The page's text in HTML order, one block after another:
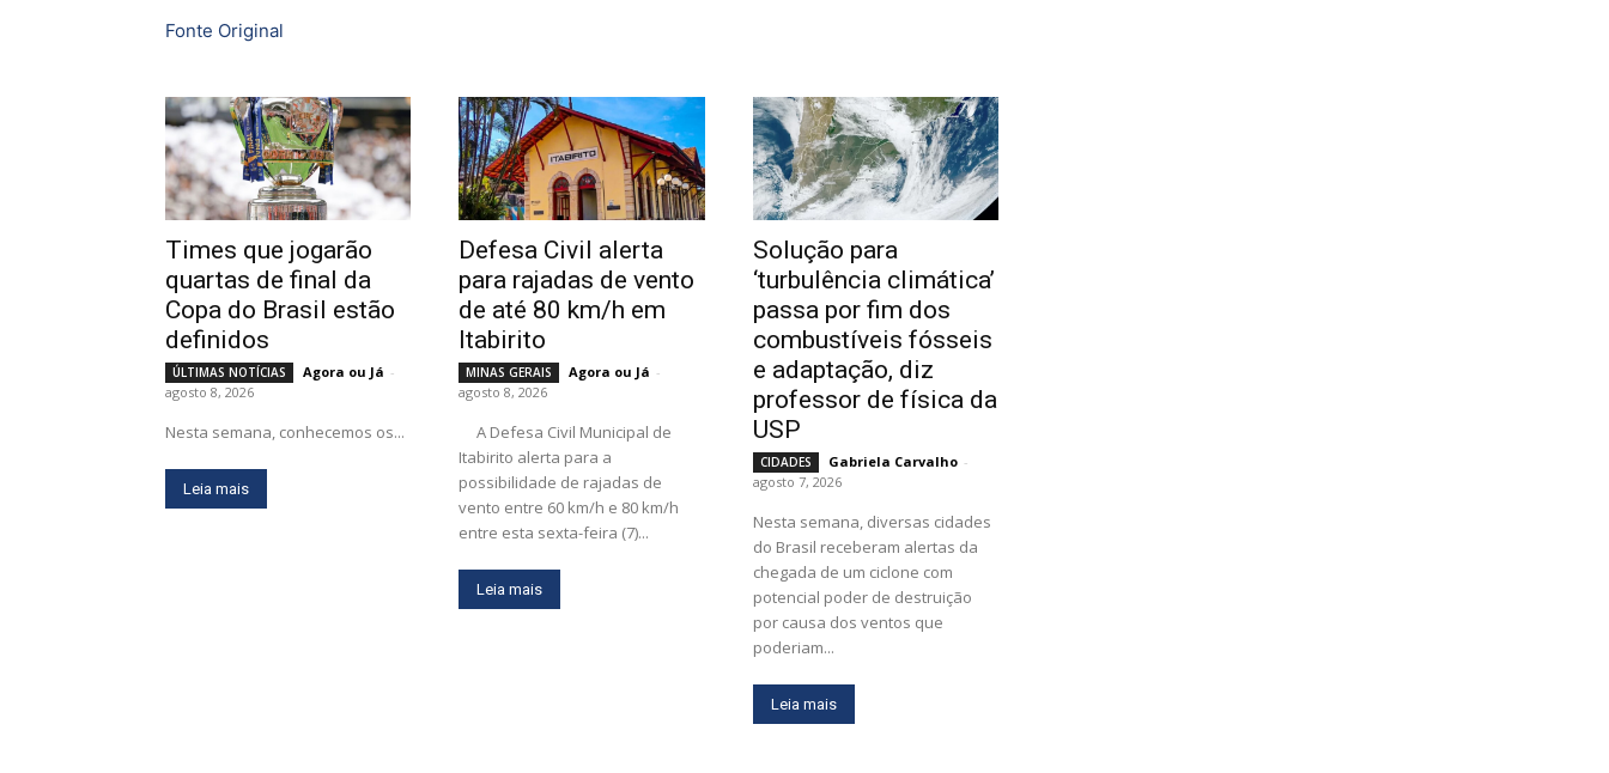
Fonte Original
Times que jogarão
quartas de final da
Copa do Brasil estão
definidos
ÚLTIMAS NOTÍCIAS Agora ou Já -
agosto 8, 2026
Nesta semana, conhecemos os...
Leia mais
Defesa Civil alerta
para rajadas de vento
de até 80 km/h em
Itabirito
MINAS GERAIS Agora ou Já -
agosto 8, 2026
Itabirito alerta para a
possibilidade de rajadas de
vento entre 60 km/h e 80 km/h
entre esta sexta-feira (7)...
Leia mais
Solução para
‘turbulência climática’
passa por fim dos
combustíveis fósseis
e adaptação, diz
professor de física da
USP
CIDADES Gabriela Carvalho -
agosto 7, 2026
Nesta semana, diversas cidades
do Brasil receberam alertas da
chegada de um ciclone com
potencial poder de destruição
por causa dos ventos que
poderiam...
Leia mais